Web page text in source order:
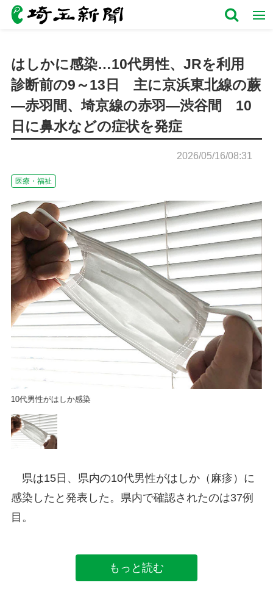
はしかに感染…10代男性、JRを利用
診断前の9～13日 主に京浜東北線の蕨
―赤羽間、埼京線の赤羽―渋谷間 10
日に鼻水などの症状を発症
2026/05/16/08:31
医療・福祉
10代男性がはしか感染
県は15日、県内の10代男性がはしか（麻疹）に
感染したと発表した。県内で確認されたのは37例
目。
もっと読む